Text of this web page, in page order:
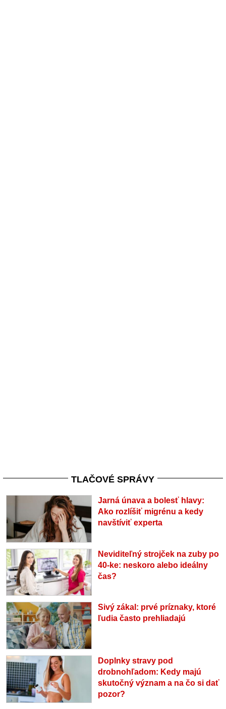
TLAČOVÉ SPRÁVY
Jarná únava a bolesť hlavy:
Ako rozlíšiť migrénu a kedy
navštíviť experta
Neviditeľný strojček na zuby po
40-ke: neskoro alebo ideálny
čas?
Sivý zákal: prvé príznaky, ktoré
ľudia často prehliadajú
Doplnky stravy pod
drobnohľadom: Kedy majú
skutočný význam a na čo si dať
pozor?